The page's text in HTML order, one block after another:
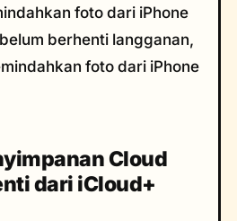
foto dari iPhone
berhenti langganan,
foto dari iPhone
Cloud
dari iCloud+